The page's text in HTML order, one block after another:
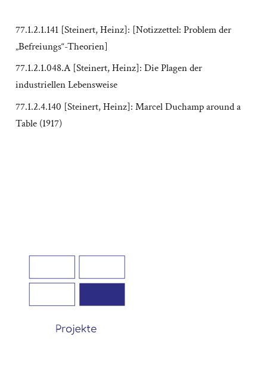
77.1.2.1.141 [Steinert, Heinz]: [Notizzettel: Problem der
„Befreiungs“-Theorien]
77.1.2.1.048.A [Steinert, Heinz]: Die Plagen der
industriellen Lebensweise
77.1.2.4.140 [Steinert, Heinz]: Marcel Duchamp around a
Table (1917)